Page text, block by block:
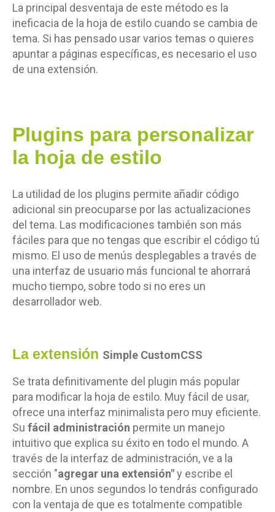
La principal desventaja de este método es la
ineficacia de la hoja de estilo cuando se cambia de
tema. Si has pensado usar varios temas o quieres
apuntar a páginas específicas, es necesario el uso
de una extensión.
Plugins para personalizar
la hoja de estilo
La utilidad de los plugins permite añadir código
adicional sin preocuparse por las actualizaciones
del tema. Las modificaciones también son más
fáciles para que no tengas que escribir el código tú
mismo. El uso de menús desplegables a través de
una interfaz de usuario más funcional te ahorrará
mucho tiempo, sobre todo si no eres un
desarrollador web.
La extensión Simple CustomCSS
Se trata definitivamente del plugin más popular
para modificar la hoja de estilo. Muy fácil de usar,
ofrece una interfaz minimalista pero muy eficiente.
Su fácil administración permite un manejo
intuitivo que explica su éxito en todo el mundo. A
través de la interfaz de administración, ve a la
sección "agregar una extensión"y escribe el
nombre. En unos segundos lo tendrás configurado
con la ventaja de que es totalmente compatible